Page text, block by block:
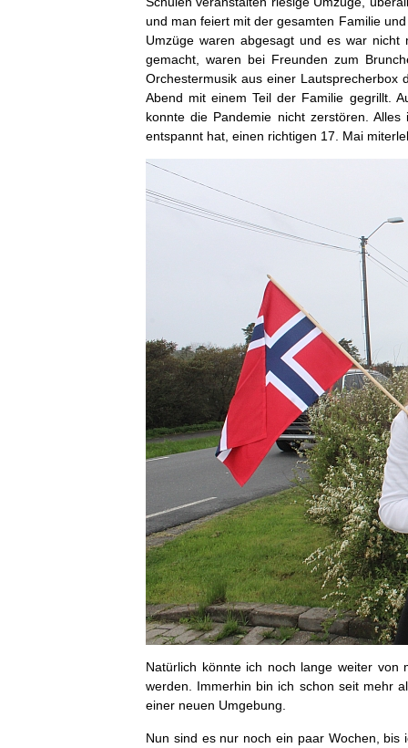
und man feiert mit der gesamten Familie
Umzüge waren abgesagt und es war
gemacht, waren bei Freunden zum
Orchestermusik aus einer Lautsprecherbox
Abend mit einem Teil der Familie gegrillt.
konnte die Pandemie nicht zerstören.
entspannt hat, einen richtigen 17. Mai
Natürlich könnte ich noch lange weiter von
werden. Immerhin bin ich schon seit mehr
einer neuen Umgebung.
Nun sind es nur noch ein paar Wochen,